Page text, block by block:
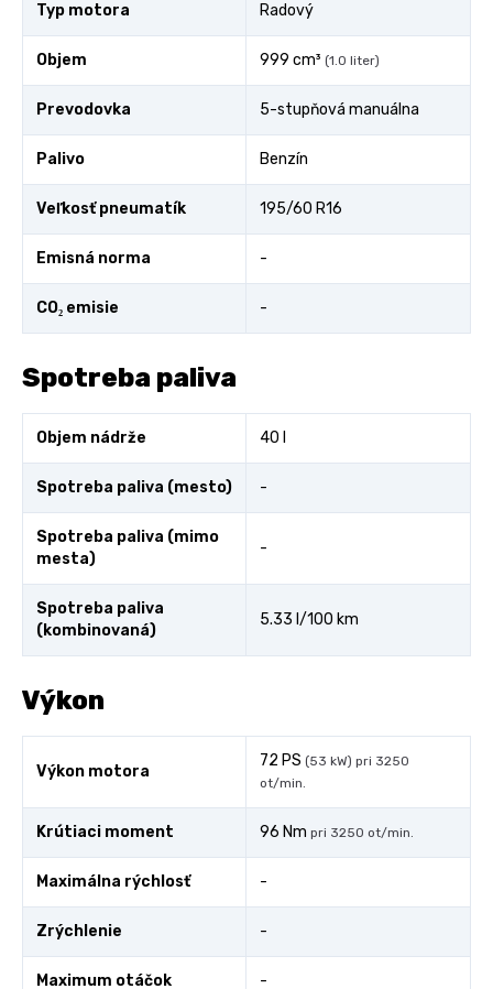
Typ motora Radový
Objem 999 cm³ (1.0 liter)
Prevodovka 5-stupňová manuálna
Palivo Benzín
Veľkosť pneumatík 195/60 R16
Emisná norma -
CO₂ emisie -
Spotreba paliva
Objem nádrže 40 l
Spotreba paliva (mesto) -
Spotreba paliva (mimo
mesta)
-
Spotreba paliva
(kombinovaná)
5.33 l/100 km
Výkon
Výkon motora
72 PS (53 kW) pri 3250
ot/min.
Krútiaci moment 96 Nm pri 3250 ot/min.
Maximálna rýchlosť -
Zrýchlenie -
Maximum otáčok -